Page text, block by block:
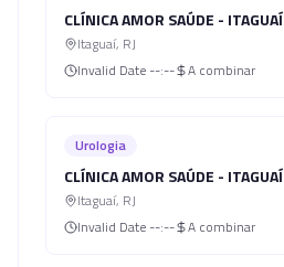
CLÍNICA AMOR SAÚDE - ITAGUAÍ
Itaguaí, RJ
Invalid Date --:-- A combinar
Urologia
CLÍNICA AMOR SAÚDE - ITAGUAÍ
Itaguaí, RJ
Invalid Date --:-- A combinar